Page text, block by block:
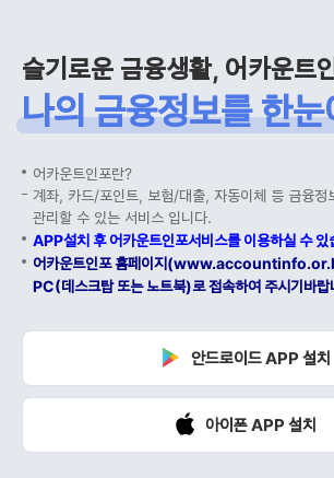
슬기로운 금융생활, 어카운트
나의 금융정보를 한눈
어카운트인포란?
계좌, 카드/포인트, 보험/대출, 자동이체 등 금융정
관리할 수 있는 서비스 입니다.
APP설치 후 어카운트인포서비스를 이용하실 수 있
어카운트인포 홈페이지
PC(데스크탑 또는 노트북)로 접속하여 주시기바랍
안드로이드 APP 설치
아이폰 APP 설치